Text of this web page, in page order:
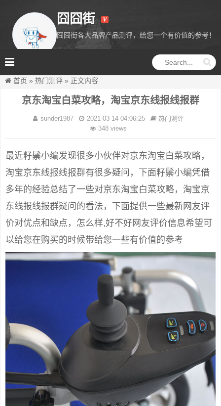
囧囧街
囧囧街各大品牌产品测评，给您一个有价值的参考！
首页 » 热门测评 » 正文内容
京东淘宝白菜攻略，淘宝京东线报线报群
sunder1987 2021-03-14 04:06:25
热门测评
348 views
最近籽鬃小编发现很多小伙伴对京东淘宝白菜攻略，
淘宝京东线报线报群有很多疑问，下面籽鬃小编凭借
多年的经验总结了一些对京东淘宝白菜攻略，淘宝京
东线报线报群疑问的看法，下面提供一些最新网友评
价对优点和缺点，怎么样,好不好网友评价信息希望可
以给您在购买的时候带给您一些有价值的参考